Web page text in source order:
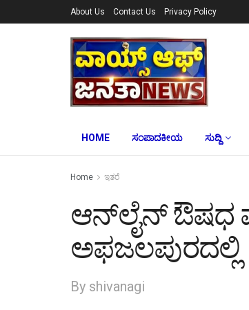
About Us Contact Us Privacy Policy
HOME ಸಂಪಾದಕೀಯ ಸುದ್ದಿ
Home ಇತರೆ
ಆನ್‌ಲೈನ್ ಔಷಧ
By shivanagi